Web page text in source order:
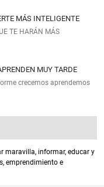
MÁS INTELIGENTE
TE HARÁN MÁS
MUY TARDE
crecemos aprendemos
maravilla, informar, educar y
emprendimiento e